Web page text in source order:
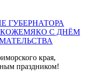
ГУБЕРНАТОРА
КОЖЕМЯКО С ДНЁМ
края,
праздником!